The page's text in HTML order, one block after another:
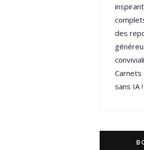
des
Carnets
sans IA !